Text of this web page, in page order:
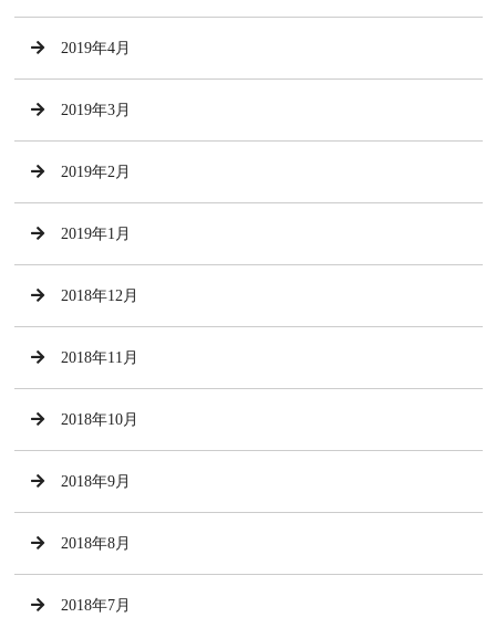
2019年4月
2019年3月
2019年2月
2019年1月
2018年12月
2018年11月
2018年10月
2018年9月
2018年8月
2018年7月